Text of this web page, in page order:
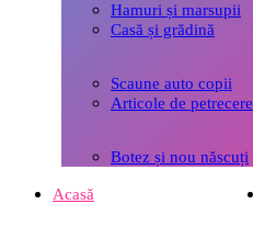
Hamuri și marsupii
Casă și grădină
Scaune auto copii
Articole de petrecere
Botez și nou născuți
Acasă